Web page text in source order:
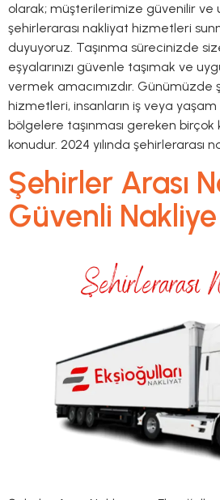
olarak; müşterilerimize güvenilir ve
şehirlerarası nakliyat hizmetleri
duyuyoruz. Taşınma sürecinizde
eşyalarınızı güvenle taşımak ve
vermek amacımızdır. Günümüzde
hizmetleri, insanların iş veya
bölgelere taşınması gereken birçok
konudur. 2024 yılında şehirlerarası
Şehirler Arası
Güvenli Nakliye